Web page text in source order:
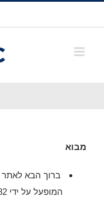
מבוא
המופעל על ידי G2metric Ltd., 514963982